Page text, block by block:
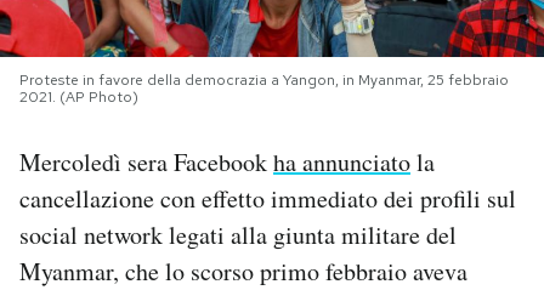
NEWSLETTER
I MIEI PREFERITI
SHOP
Proteste in favore della democrazia a Yangon, in Myanmar, 25 febbraio
2021. (AP Photo)
Mercoledì sera Facebookha annunciatola
cancellazione con effetto immediato dei profili sul
social network legati alla giunta militare del
Myanmar, che lo scorso primo febbraio aveva